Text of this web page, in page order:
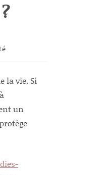
la vie. Si
un